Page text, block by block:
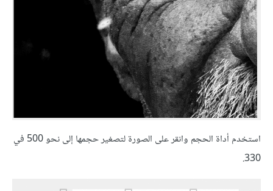
استخدم أداة الحجم وانقر على الصورة لتصغير حجمها إلى نحو 500 في
330.